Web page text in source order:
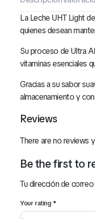
La Leche UHT Light
quienes desean
Su proceso de Ultra
vitaminas esenciales
Gracias a su sabor
almacenamiento y
Reviews
There are no reviews
Be the first to
Tu dirección de
Your rating*